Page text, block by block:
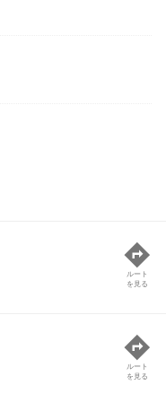
ルート
を見る
ルート
を見る